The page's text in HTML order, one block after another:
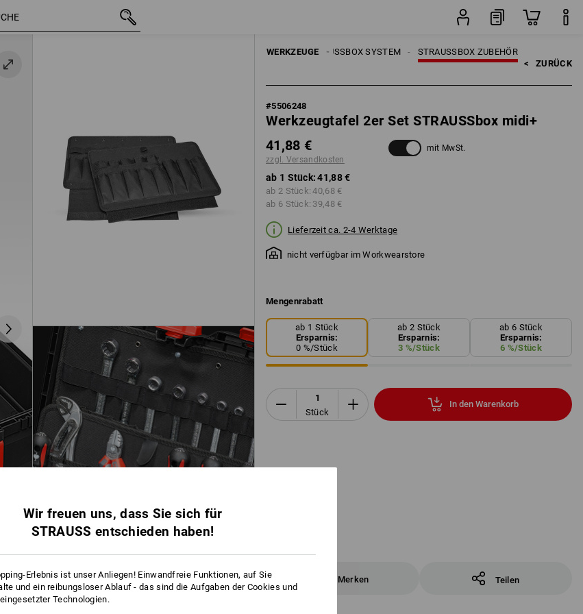
WERKZEUGE STRAUSSBOX ZUBEHÖR
STRAUSSBOX SYSTEM
HANDWERKZEUGE
< ZURÜCK
#5506248
Werkzeugtafel 2er Set STRAUSSbox midi+
41,88 €
zzgl. Versandkosten
mit MwSt.
ab 1 Stück: 41,88 €
ab 2 Stück: 40,68 €
ab 6 Stück: 39,48 €
Lieferzeit ca. 2-4 Werktage
nicht verfügbar im Workwearstore
Mengenrabatt
ab 1 Stück
Ersparnis:
0 %/Stück
ab 2 Stück
Ersparnis:
3 %/Stück
ab 6 Stück
Ersparnis:
6 %/Stück
Stück
In den Warenkorb
Merken Teilen
41,88 €
mit MwSt.
Wir freuen uns, dass Sie sich für
STRAUSS entschieden haben!
Erlebnis ist unser Anliegen! Einwandfreie Funktionen, auf Sie
und ein reibungsloser Ablauf - das sind die Aufgaben der Cookies und
Technologien.